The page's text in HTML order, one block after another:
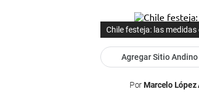
Chile festeja: las
Agregar Sitio Andino
PorMarcelo López